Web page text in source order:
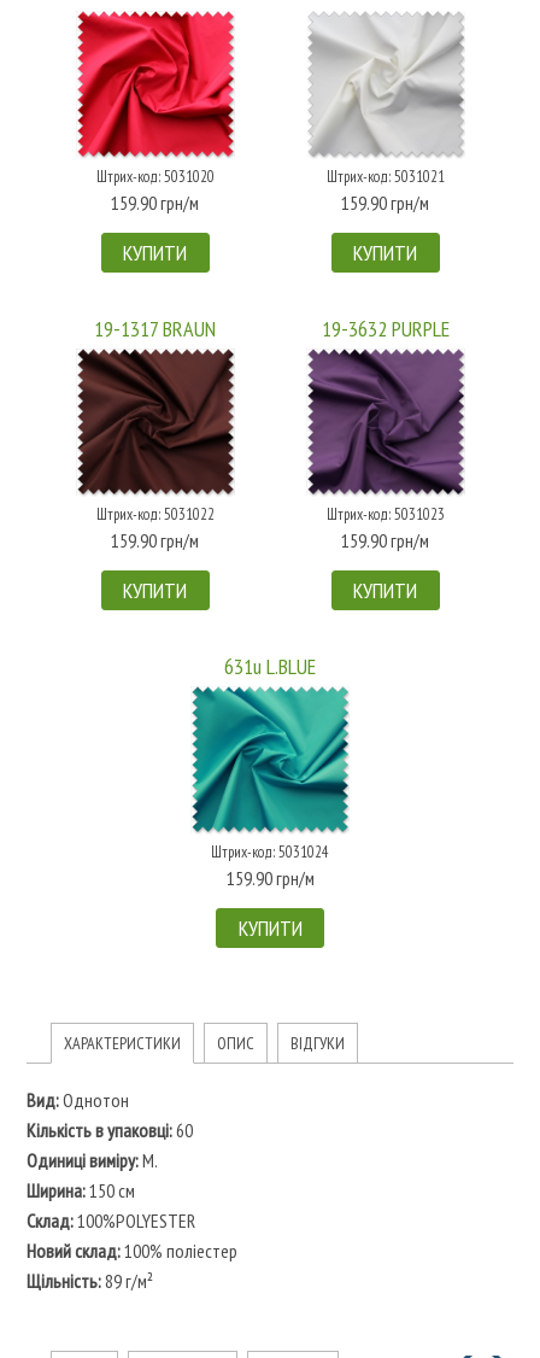
Штрих-код: 5031020
159.90 грн/м
КУПИТИ
Штрих-код: 5031021
159.90 грн/м
КУПИТИ
19-1317 BRAUN
Штрих-код: 5031022
159.90 грн/м
КУПИТИ
19-3632 PURPLE
Штрих-код: 5031023
159.90 грн/м
КУПИТИ
631u L.BLUE
Штрих-код: 5031024
159.90 грн/м
КУПИТИ
ХАРАКТЕРИСТИКИ ОПИС ВІДГУКИ
Вид:Однотон
Кількість в упаковці:60
Одиниці виміру:М.
Ширина:150 см
Склад:100%POLYESTER
Новий склад:100% поліестер
Щільність:89 г/м²